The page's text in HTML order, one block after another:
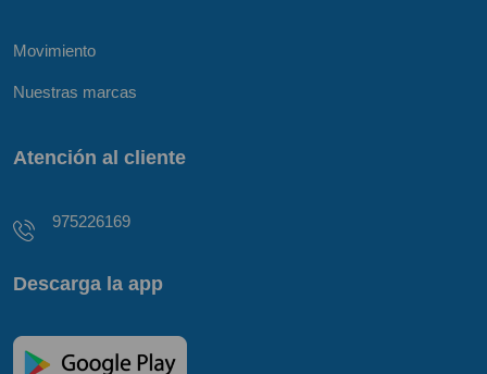
Movimiento
Nuestras marcas
Atención al cliente
975226169
Descarga la app